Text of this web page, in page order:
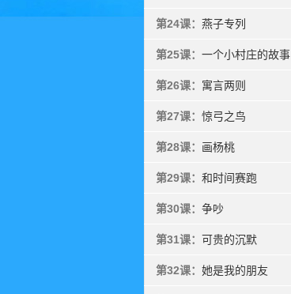
第24课： 燕子专列
第25课： 一个小村庄的故事
第26课： 寓言两则
第27课： 惊弓之鸟
第28课： 画杨桃
第29课： 和时间赛跑
第30课： 争吵
第31课： 可贵的沉默
第32课： 她是我的朋友